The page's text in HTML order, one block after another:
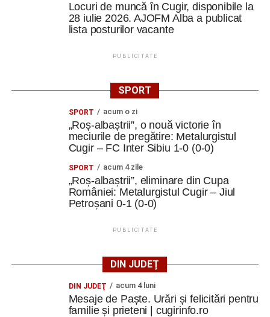
Locuri de muncă în Cugir, disponibile la
28 iulie 2026. AJOFM Alba a publicat
lista posturilor vacante
PUBLICITATE
SPORT
SPORT acum o zi
„Roș-albaștrii”, o nouă victorie în
meciurile de pregătire: Metalurgistul
Cugir – FC Inter Sibiu 1-0 (0-0)
SPORT acum 4 zile
„Roș-albaștrii”, eliminare din Cupa
României: Metalurgistul Cugir – Jiul
Petroșani 0-1 (0-0)
PUBLICITATE
DIN JUDEȚ
DIN JUDEŢ acum 4 luni
Mesaje de Paște. Urări și felicitări pentru
familie și prieteni | cugirinfo.ro